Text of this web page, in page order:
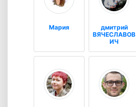
Мария
дмитрий
ВЯЧЕСЛАВОВ
ИЧ